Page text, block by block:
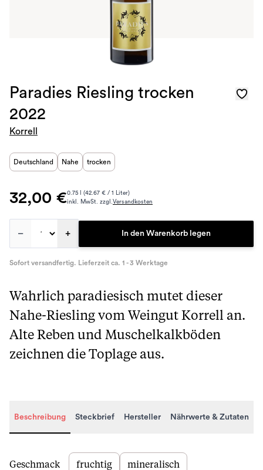
Paradies Riesling trocken
2022
Korrell
Deutschland Nahe trocken
32,00 €0.75 l (42.67 € / 1 Liter)
inkl. MwSt. zzgl.Versandkosten
– + In den Warenkorb legen
Sofort versandfertig. Lieferzeit ca. 1 - 3 Werktage
Wahrlich paradiesisch mutet dieser
Nahe-Riesling vom Weingut Korrell an.
Alte Reben und Muschelkalkböden
zeichnen die Toplage aus.
Beschreibung Steckbrief Hersteller Nährwerte & Zutaten
Beschreibung
Geschmack fruchtig mineralisch